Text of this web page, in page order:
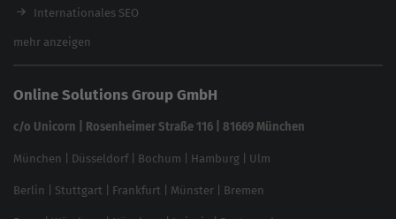
Brand Protection Tool
Website SEO Check
feed2content.ai
Internationales SEO
eCommerce SEO
In ChatGPT gefunden werden
Linkbuilding 2025
Local SEO
SEO für Online Shops
mehr anzeigen
Online Solutions Group GmbH
c/o Unicorn | Rosenheimer Straße 116 | 81669 München
München Düsseldorf| Bochum Hamburg Ulm
Berlin Stuttgart Frankfurt Münster Bremen